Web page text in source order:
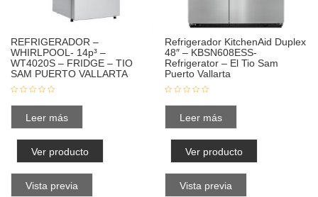
REFRIGERADOR –
WHIRLPOOL- 14p³ –
WT4020S – FRIDGE – TIO
SAM PUERTO VALLARTA
Leer más
Ver producto
Vista previa
Refrigerador KitchenAid Duplex
48″ – KBSN608ESS-
Refrigerator – El Tio Sam
Puerto Vallarta
Leer más
Ver producto
Vista previa